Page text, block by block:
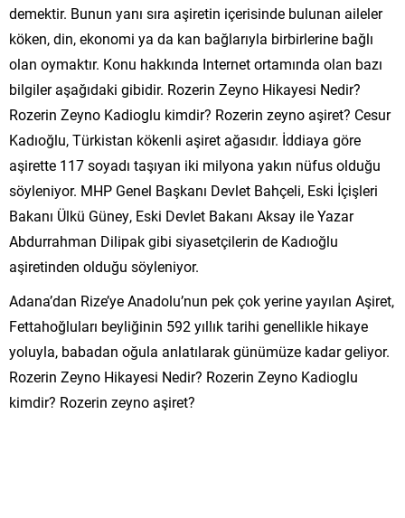
demektir. Bunun yanı sıra aşiretin içerisinde bulunan aileler
köken, din, ekonomi ya da kan bağlarıyla birbirlerine bağlı
olan oymaktır. Konu hakkında Internet ortamında olan bazı
bilgiler aşağıdaki gibidir. Rozerin Zeyno Hikayesi Nedir?
Rozerin Zeyno Kadioglu kimdir? Rozerin zeyno aşiret? Cesur
Kadıoğlu, Türkistan kökenli aşiret ağasıdır. İddiaya göre
aşirette 117 soyadı taşıyan iki milyona yakın nüfus olduğu
söyleniyor. MHP Genel Başkanı Devlet Bahçeli, Eski İçişleri
Bakanı Ülkü Güney, Eski Devlet Bakanı Aksay ile Yazar
Abdurrahman Dilipak gibi siyasetçilerin de Kadıoğlu
aşiretinden olduğu söyleniyor.
Adana’dan Rize’ye Anadolu’nun pek çok yerine yayılan Aşiret,
Fettahoğluları beyliğinin 592 yıllık tarihi genellikle hikaye
yoluyla, babadan oğula anlatılarak günümüze kadar geliyor.
Rozerin Zeyno Hikayesi Nedir? Rozerin Zeyno Kadioglu
kimdir? Rozerin zeyno aşiret?